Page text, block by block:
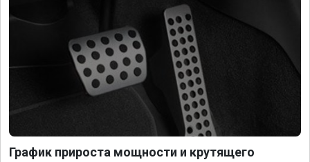
График прироста мощности и крутящего